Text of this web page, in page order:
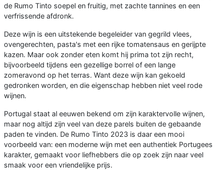
de Rumo Tinto soepel en fruitig, met zachte tannines en een
verfrissende afdronk.
Deze wijn is een uitstekende begeleider van gegrild vlees,
ovengerechten, pasta's met een rijke tomatensaus en gerijpte
kazen. Maar ook zonder eten komt hij prima tot zijn recht,
bijvoorbeeld tijdens een gezellige borrel of een lange
zomeravond op het terras. Want deze wijn kan gekoeld
gedronken worden, en die eigenschap hebben niet veel rode
wijnen.
Portugal staat al eeuwen bekend om zijn karaktervolle wijnen,
maar nog altijd zijn veel van deze parels buiten de gebaande
paden te vinden. De Rumo Tinto 2023 is daar een mooi
voorbeeld van: een moderne wijn met een authentiek Portugees
karakter, gemaakt voor liefhebbers die op zoek zijn naar veel
smaak voor een vriendelijke prijs.